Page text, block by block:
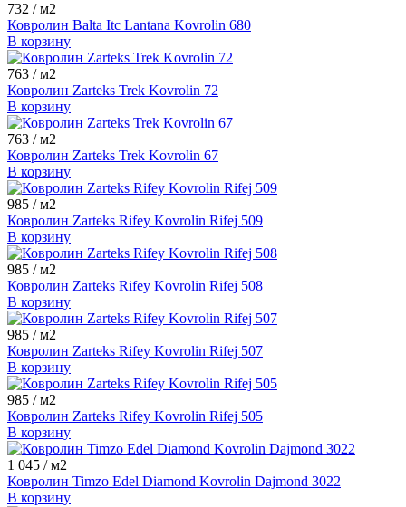
ковролин бордовый
ковролин коричневый
негорючий ковролин
ковролин ideal
ковролин medusa
732 / м2
Ковролин Balta Itc Lantana Kovrolin 680
В корзину
763 / м2
Ковролин Zarteks Trek Kovrolin 72
В корзину
763 / м2
Ковролин Zarteks Trek Kovrolin 67
В корзину
985 / м2
Ковролин Zarteks Rifey Kovrolin Rifej 509
В корзину
985 / м2
Ковролин Zarteks Rifey Kovrolin Rifej 508
В корзину
985 / м2
Ковролин Zarteks Rifey Kovrolin Rifej 507
В корзину
985 / м2
Ковролин Zarteks Rifey Kovrolin Rifej 505
В корзину
1 045 / м2
Ковролин Timzo Edel Diamond Kovrolin Dajmond 3022
В корзину